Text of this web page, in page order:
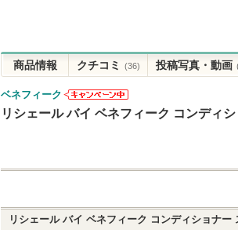
商品情報 クチコミ (36) 投稿写真・動画
ベネフィーク
ベネフィーク
リシェール バイ ベネフィーク コンディ
リシェール バイ ベネフィーク コンディショナー